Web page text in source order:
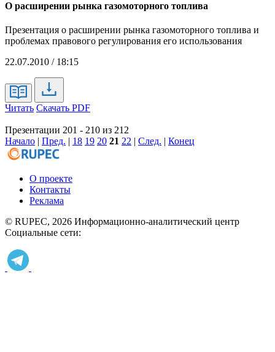
О расширении рынка газомоторного топлива
Презентация о расширении рынка газомоторного топлива и
проблемах правового регулирования его использования
22.07.2010 / 18:15
Читать Скачать PDF
Презентации 201 - 210 из 212
Начало | Пред. | 18 19 20 21 22 | След. | Конец
О проекте
Контакты
Реклама
© RUPEC, 2026 Информационно-аналитический центр
Социальные сети: